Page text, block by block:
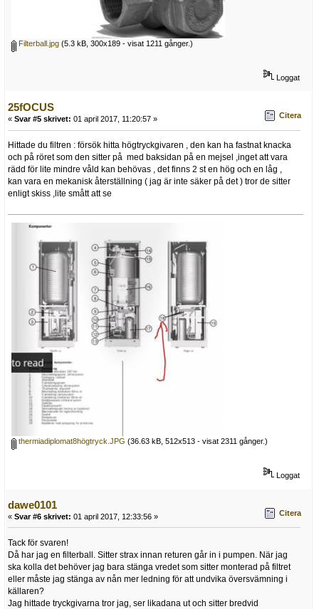
Filterball.jpg (5.3 kB, 300x189 - visat 1211 gånger.)
Loggat
25fOCUS
« Svar #5 skrivet: 01 april 2017, 11:20:57 » Citera
Hittade du filtren : försök hitta högtryckgivaren , den kan ha fastnat knacka
och på röret som den sitter på med baksidan på en mejsel ,inget att vara
rädd för lite mindre våld kan behövas , det finns 2 st en hög och en låg ,
kan vara en mekanisk återställning ( jag är inte säker på det ) tror de sitter
enligt skiss ,lite smått att se
thermiadiplomat8högtryck.JPG (36.63 kB, 512x513 - visat 2311 gånger.)
Loggat
dawe0101
« Svar #6 skrivet: 01 april 2017, 12:33:56 » Citera
Tack för svaren!
Då har jag en filterball. Sitter strax innan returen går in i pumpen. När jag
ska kolla det behöver jag bara stänga vredet som sitter monterad på filtret
eller måste jag stänga av nån mer ledning för att undvika översvämning i
källaren?
Jag hittade tryckgivarna tror jag, ser likadana ut och sitter bredvid